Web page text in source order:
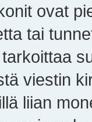
ovat
tai
viestin
liian